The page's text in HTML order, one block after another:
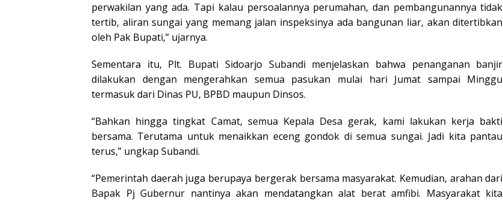
perwakilan yang ada. Tapi kalau persoalannya perumahan, dan pembangunannya tidak
tertib, aliran sungai yang memang jalan inspeksinya ada bangunan liar, akan ditertibkan
oleh Pak Bupati,” ujarnya.
Sementara itu, Plt. Bupati Sidoarjo Subandi menjelaskan bahwa penanganan banjir
dilakukan dengan mengerahkan semua pasukan mulai hari Jumat sampai Minggu
termasuk dari Dinas PU, BPBD maupun Dinsos.
“Bahkan hingga tingkat Camat, semua Kepala Desa gerak, kami lakukan kerja bakti
bersama. Terutama untuk menaikkan eceng gondok di semua sungai. Jadi kita pantau
terus,” ungkap Subandi.
“Pemerintah daerah juga berupaya bergerak bersama masyarakat. Kemudian, arahan dari
Bapak Pj Gubernur nantinya akan mendatangkan alat berat amfibi. Masyarakat kita